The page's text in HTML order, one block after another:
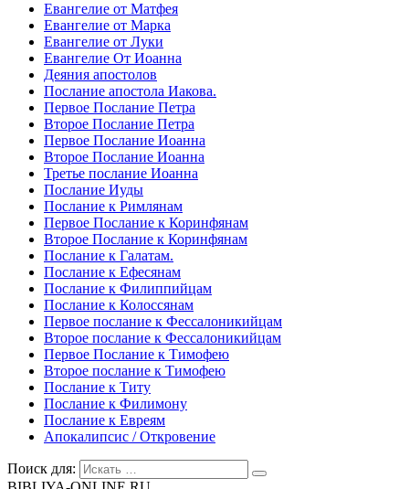
Евангелие от Матфея
Евангелие от Марка
Евангелие от Луки
Евангелие От Иоанна
Деяния апостолов
Послание апостола Иакова.
Первое Послание Петра
Второе Послание Петра
Первое Послание Иоанна
Второе Послание Иоанна
Третье послание Иоанна
Послание Иуды
Послание к Римлянам
Первое Послание к Коринфянам
Второе Послание к Коринфянам
Послание к Галатам.
Послание к Ефесянам
Послание к Филиппийцам
Послание к Колоссянам
Первое послание к Фессалоникийцам
Второе послание к Фессалоникийцам
Первое Послание к Тимофею
Второе послание к Тимофею
Послание к Титу
Послание к Филимону
Послание к Евреям
Апокалипсис / Откровение
Поиск для: